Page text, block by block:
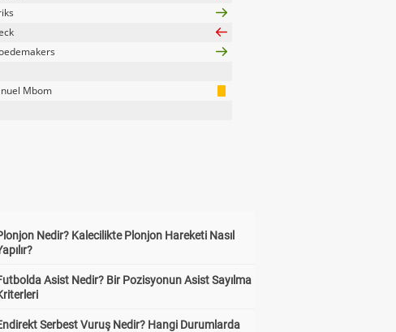
Mbom
Nedir? Kalecilikte Plonjon Hareketi Nasıl
Asist Nedir? Bir Pozisyonun Asist Sayılma
Serbest Vuruş Nedir? Hangi Durumlarda